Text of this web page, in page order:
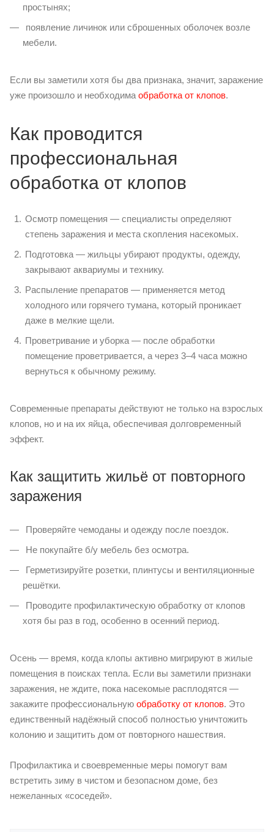
простынях;
появление личинок или сброшенных оболочек возле
мебели.
Если вы заметили хотя бы два признака, значит, заражение
уже произошло и необходима обработка от клопов.
Как проводится
профессиональная
обработка от клопов
Осмотр помещения — специалисты определяют
степень заражения и места скопления насекомых.
Подготовка — жильцы убирают продукты, одежду,
закрывают аквариумы и технику.
Распыление препаратов — применяется метод
холодного или горячего тумана, который проникает
даже в мелкие щели.
Проветривание и уборка — после обработки
помещение проветривается, а через 3–4 часа можно
вернуться к обычному режиму.
Современные препараты действуют не только на взрослых
клопов, но и на их яйца, обеспечивая долговременный
эффект.
Как защитить жильё от повторного
заражения
Проверяйте чемоданы и одежду после поездок.
Не покупайте б/у мебель без осмотра.
Герметизируйте розетки, плинтусы и вентиляционные
решётки.
Проводите профилактическую обработку от клопов
хотя бы раз в год, особенно в осенний период.
Осень — время, когда клопы активно мигрируют в жилые
помещения в поисках тепла. Если вы заметили признаки
заражения, не ждите, пока насекомые расплодятся —
закажите профессиональную обработку от клопов. Это
единственный надёжный способ полностью уничтожить
колонию и защитить дом от повторного нашествия.
Профилактика и своевременные меры помогут вам
встретить зиму в чистом и безопасном доме, без
нежеланных «соседей».